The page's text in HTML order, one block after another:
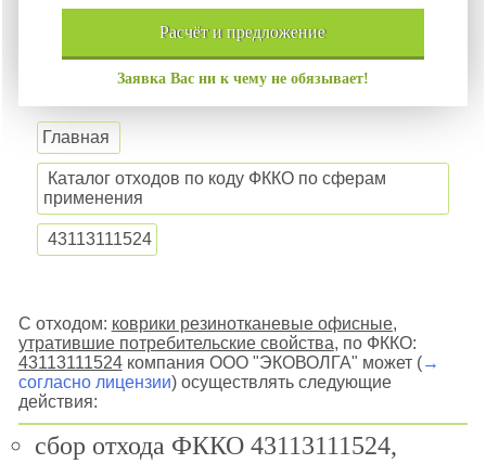
расчёт ипредложение
Заявка Вас ни к чему не обязывает!
Главная
Каталог отходов по коду ФККО по сферам
применения
43113111524
С отходом: коврики резинотканевые офисные,
утратившие потребительские свойства, по ФККО:
43113111524компания ООО "ЭКОВОЛГА" может (→
согласно лицензии) осуществлять следующие
действия:
сбор отхода ФККО 43113111524,